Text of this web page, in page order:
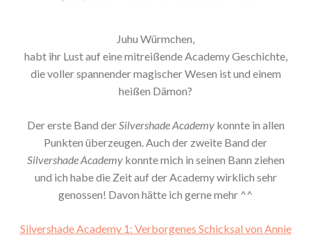
Juhu Würmchen,
habt ihr Lust auf eine mitreißende Academy Geschichte,
die voller spannender magischer Wesen ist und einem
heißen Dämon?
Der erste Band derSilvershade Academykonnte in allen
Punkten überzeugen. Auch der zweite Band der
Silvershade Academykonnte mich in seinen Bann ziehen
und ich habe die Zeit auf der Academy wirklich sehr
genossen! Davon hätte ich gerne mehr ^^
Silvershade Academy 1: Verborgenes Schicksal von Annie